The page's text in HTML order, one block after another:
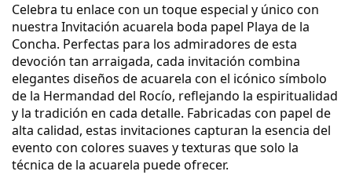
Celebra tu enlace con un toque especial y único con
nuestra Invitación acuarela boda papel Playa de la
Concha. Perfectas para los admiradores de esta
devoción tan arraigada, cada invitación combina
elegantes diseños de acuarela con el icónico símbolo
de la Hermandad del Rocío, reflejando la espiritualidad
y la tradición en cada detalle. Fabricadas con papel de
alta calidad, estas invitaciones capturan la esencia del
evento con colores suaves y texturas que solo la
técnica de la acuarela puede ofrecer.